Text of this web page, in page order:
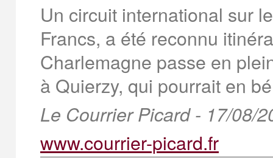
Un circuit international sur
Francs, a été reconnu
Charlemagne passe en
à Quierzy, qui pourrait en
Le Courrier Picard - 17/08/
www.courrier-picard.fr